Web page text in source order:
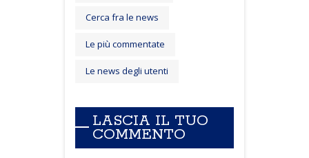
Cerca fra le news
Le più commentate
Le news degli utenti
LASCIA IL TUO
COMMENTO